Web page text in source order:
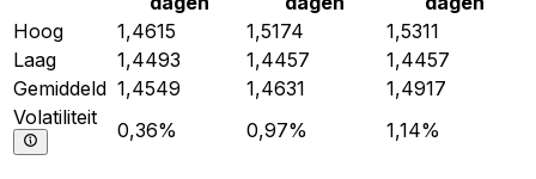
Hoog
1,4615 1,5174
1,5311
Laag
1,4493 1,4457
1,4457
Gemiddeld 1,4549 1,4631
1,4917
Volatiliteit
0,36% 0,97% 1,14%